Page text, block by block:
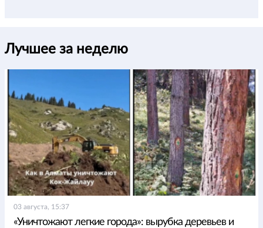
Лучшее за неделю
03 августа, 15:37
«Уничтожают легкие города»: вырубка деревьев и